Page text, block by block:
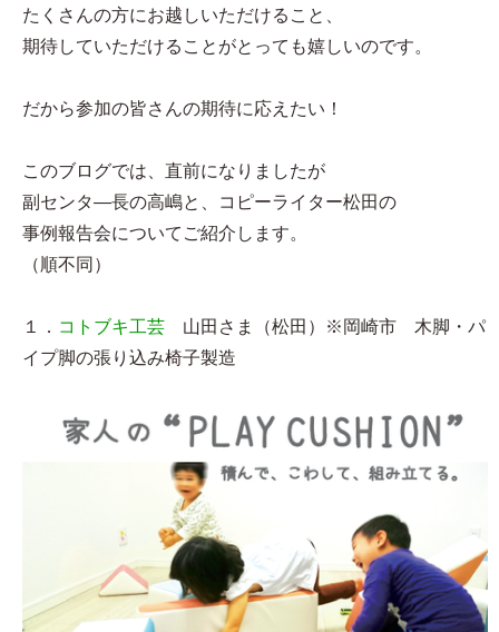
たくさんの方にお越しいただけること、
期待していただけることがとっても嬉しいのです。
だから参加の皆さんの期待に応えたい！
このブログでは、直前になりましたが
副センタ―長の高嶋と、コピーライター松田の
事例報告会についてご紹介します。
（順不同）
１． コトブキ工芸 山田さま（松田）※岡崎市 木脚・パ
イプ脚の張り込み椅子製造